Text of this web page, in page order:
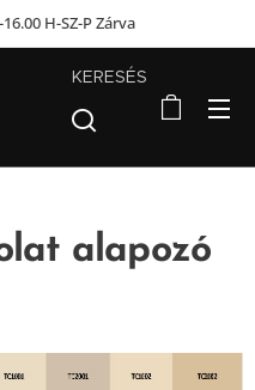
H-SZ-P Zárva
KERESÉS
alapozó